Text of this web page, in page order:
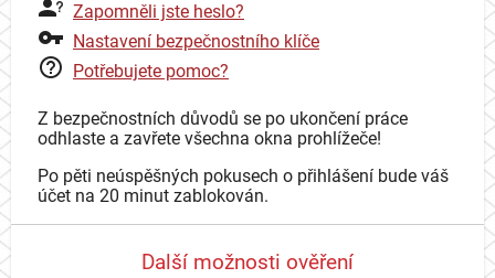
Zapomněli jste heslo?
Nastavení bezpečnostního klíče
Potřebujete pomoc?
Z bezpečnostních důvodů se po ukončení práce
odhlaste a zavřete všechna okna prohlížeče!
Po pěti neúspěšných pokusech o přihlášení bude váš
účet na 20 minut zablokován.
Další možnosti ověření